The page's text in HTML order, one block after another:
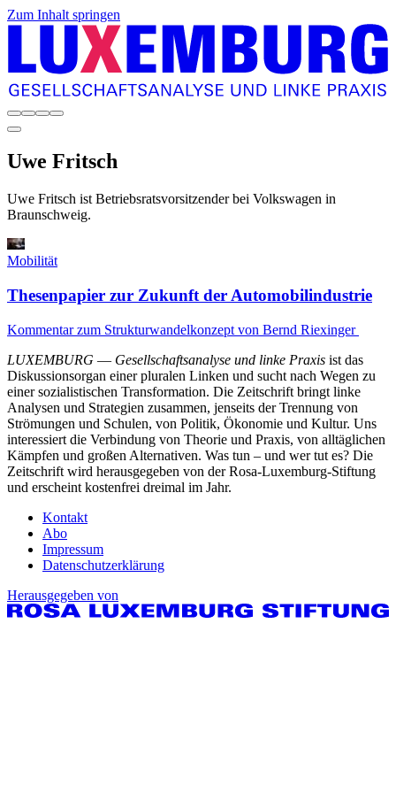
Zum Inhalt springen
Uwe Fritsch
Uwe Fritsch ist Betriebsratsvorsitzender bei Volkswagen in
Braunschweig.
Mobilität
Thesenpapier zur Zukunft der Automobilindustrie
Kommentar zum Strukturwandelkonzept von Bernd Riexinger
LUXEMBURG — Gesellschaftsanalyse und linke Praxis ist das
Diskussionsorgan einer pluralen Linken und sucht nach Wegen zu
einer sozialistischen Transformation. Die Zeitschrift bringt linke
Analysen und Strategien zusammen, jenseits der Trennung von
Strömungen und Schulen, von Politik, Ökonomie und Kultur. Uns
interessiert die Verbindung von Theorie und Praxis, von alltäglichen
Kämpfen und großen Alternativen. Was tun – und wer tut es? Die
Zeitschrift wird herausgegeben von der Rosa-Luxemburg-Stiftung
und erscheint kostenfrei dreimal im Jahr.
Kontakt
Abo
Impressum
Datenschutzerklärung
Herausgegeben von